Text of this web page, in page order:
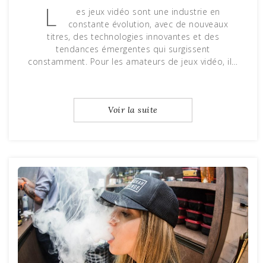
L
es jeux vidéo sont une industrie en
constante évolution, avec de nouveaux
titres, des technologies innovantes et des
tendances émergentes qui surgissent
constamment. Pour les amateurs de jeux vidéo, il…
Voir la suite